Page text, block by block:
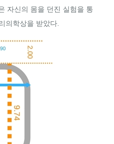
자신의 몸을 던진 실험을 통
의학상을 받았다.